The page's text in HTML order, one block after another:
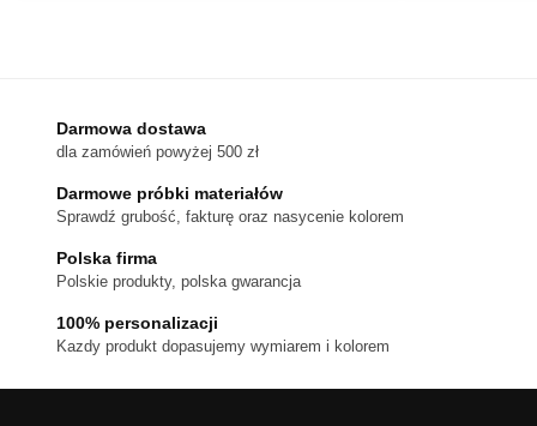
na
produktu
Darmowa dostawa
dla zamówień powyżej 500 zł
Darmowe próbki materiałów
Sprawdź grubość, fakturę oraz nasycenie kolorem
Polska firma
Polskie produkty, polska gwarancja
100% personalizacji
Kazdy produkt dopasujemy wymiarem i kolorem